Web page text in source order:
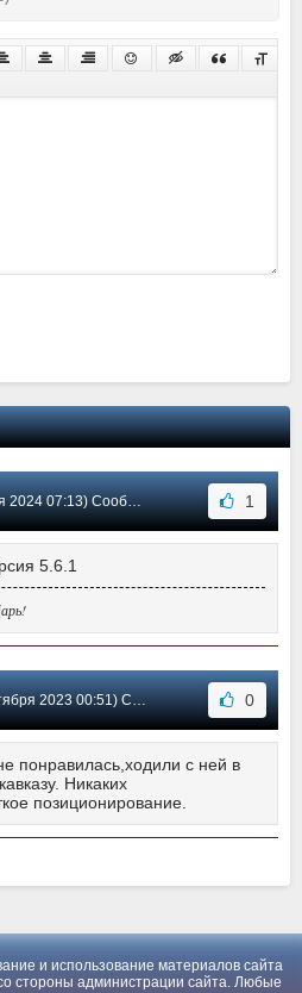
07:13) Сообщение #2 1
5.6.1
2023 00:51) Сообщение #1 0
понравилась,ходили с ней в
Никаких
позиционирование.
и использование материалов сайта
стороны администрации сайта. Любые